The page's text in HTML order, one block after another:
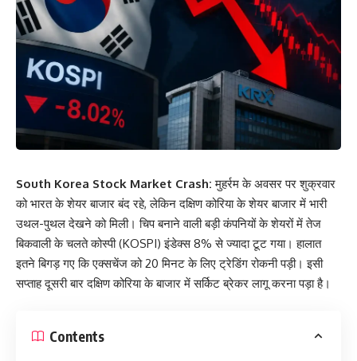
South Korea Stock Market Crash: मुहर्रम के अवसर पर शुक्रवार
को भारत के शेयर बाजार बंद रहे, लेकिन दक्षिण कोरिया के शेयर बाजार में भारी
उथल-पुथल देखने को मिली। चिप बनाने वाली बड़ी कंपनियों के शेयरों में तेज
बिकवाली के चलते कोस्पी (KOSPI) इंडेक्स 8% से ज्यादा टूट गया। हालात
इतने बिगड़ गए कि एक्सचेंज को 20 मिनट के लिए ट्रेडिंग रोकनी पड़ी। इसी
सप्ताह दूसरी बार दक्षिण कोरिया के बाजार में सर्किट ब्रेकर लागू करना पड़ा है।
Contents